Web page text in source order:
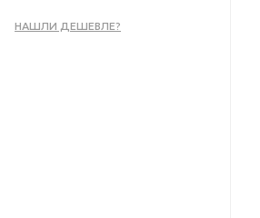
НАШЛИ ДЕШЕВЛЕ?